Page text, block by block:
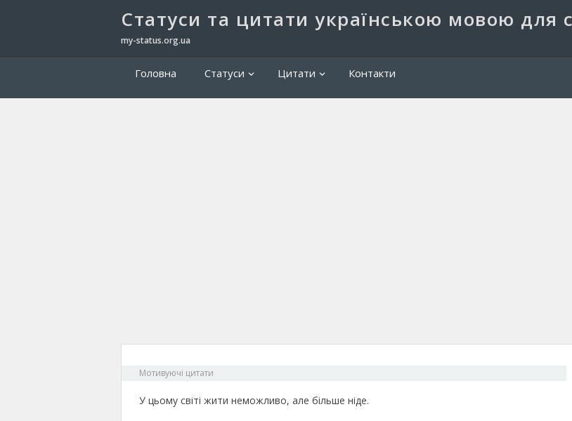
Cтатуси та цитати українською мовою для
my-status.org.ua
Головна Статуси Цитати Контакти
Мотивуючі цитати
У цьому світі жити неможливо, але більше ніде.